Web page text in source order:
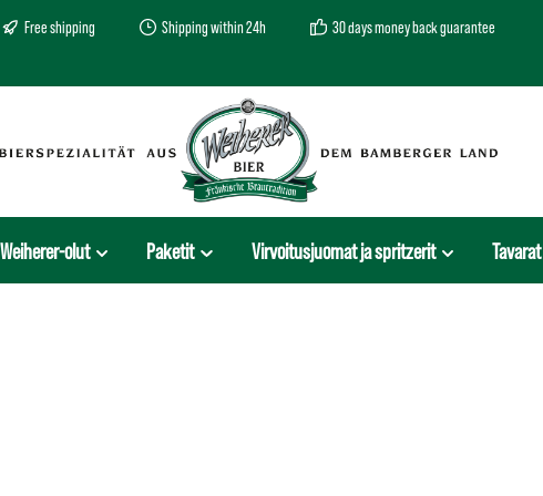
Free shipping Shipping within 24h 30 days money back guarantee
Weiherer-olut Paketit Virvoitusjuomat ja spritzerit Tavarat